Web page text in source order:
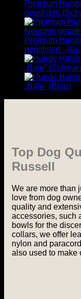
Premium
gepolstert
Premium
gepolstert -
„Balu"
„Balu" (Blau)
Top Dog
Russell
We are more than
love from dog
quality and
accessories, such
bowls for the
collars, we offer
nylon and
also used to make